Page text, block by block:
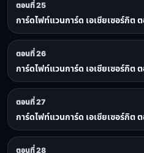
ตอนที่ 25
การ์ดไฟท์แวนการ์ด เอเชียเซอร์กิต
ตอนที่ 26
การ์ดไฟท์แวนการ์ด เอเชียเซอร์กิต
ตอนที่ 27
การ์ดไฟท์แวนการ์ด เอเชียเซอร์กิต
ตอนที่ 28